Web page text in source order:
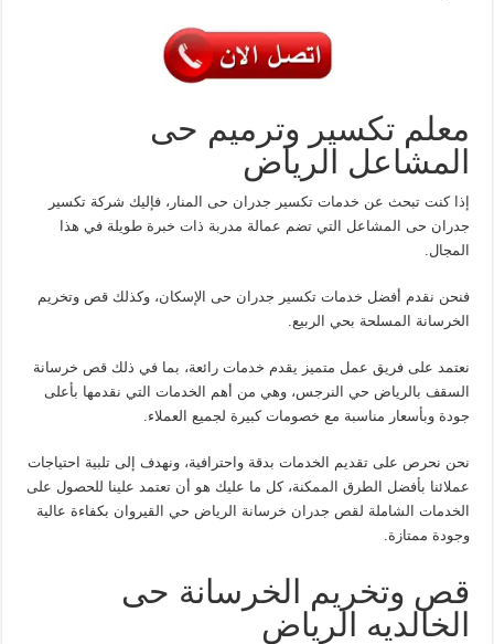
معلم تكسير وترميم حى
المشاعل الرياض
إذا كنت تبحث عن خدمات تكسير جدران حى المنار، فإليك شركة تكسير
جدران حى المشاعل التي تضم عمالة مدربة ذات خبرة طويلة في هذا
المجال.
فنحن نقدم أفضل خدمات تكسير جدران حى الإسكان، وكذلك قص وتخريم
الخرسانة المسلحة بحي الربيع.
نعتمد على فريق عمل متميز يقدم خدمات رائعة، بما في ذلك قص خرسانة
السقف بالرياض حي النرجس، وهي من أهم الخدمات التي نقدمها بأعلى
جودة وبأسعار مناسبة مع خصومات كبيرة لجميع العملاء.
نحن نحرص على تقديم الخدمات بدقة واحترافية، ونهدف إلى تلبية احتياجات
عملائنا بأفضل الطرق الممكنة، كل ما عليك هو أن تعتمد علينا للحصول على
الخدمات الشاملة لقص جدران خرسانة الرياض حي القيروان بكفاءة عالية
وجودة ممتازة.
قص وتخريم الخرسانة حى
الخالديه الرياض